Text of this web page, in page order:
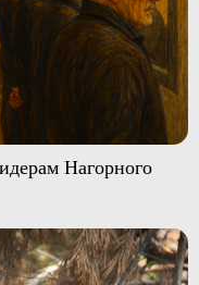
Нагорного